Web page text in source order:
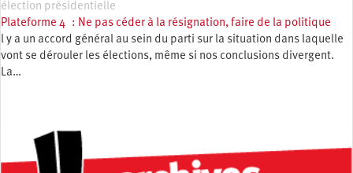
élection présidentielle
Plateforme 4 : Ne pas céder à la résignation, faire de la politique
l y a un accord général au sein du parti sur la situation dans laquelle
vont se dérouler les élections, même si nos conclusions divergent.
La…